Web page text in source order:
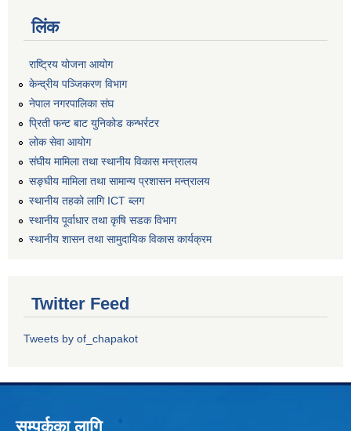
लिंक
राष्ट्रिय योजना आयोग
केन्द्रीय पञ्जिकरण विभाग
नेपाल नगरपालिका संघ
प्रिती फन्ट बाट युनिकोड कन्भर्रटर
लोक सेवा आयोग
संघीय मामिला तथा स्थानीय विकास मन्त्रालय
सङ्घीय मामिला तथा सामान्य प्रशासन मन्त्रालय
स्थानीय तहको लागि ICT ब्लग
स्थानीय पूर्वाधार तथा कृषि सडक विभाग
स्थानीय शासन तथा सामुदायिक विकास कार्यक्रम
Twitter Feed
Tweets by of_chapakot
सम्पर्कका लागि